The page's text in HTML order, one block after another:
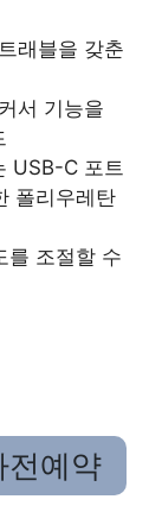
래블을 갖춘
서 기능을
USB-C 포트
폴리우레탄
를 조절할 수
전예약